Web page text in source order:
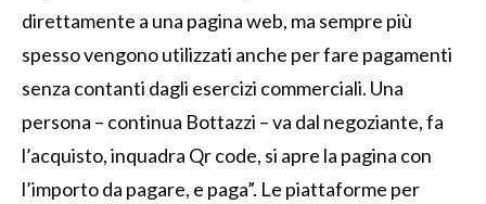
direttamente a una pagina web, ma sempre più
spesso vengono utilizzati anche per fare pagamenti
senza contanti dagli esercizi commerciali. Una
persona – continua Bottazzi – va dal negoziante, fa
l’acquisto, inquadra Qr code, si apre la pagina con
l’importo da pagare, e paga”. Le piattaforme per